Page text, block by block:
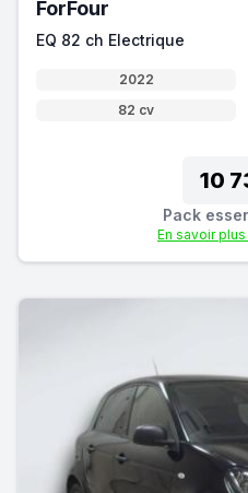
ForFour
EQ 82 ch Electrique
2022
82 cv
10
Pack
En savoir